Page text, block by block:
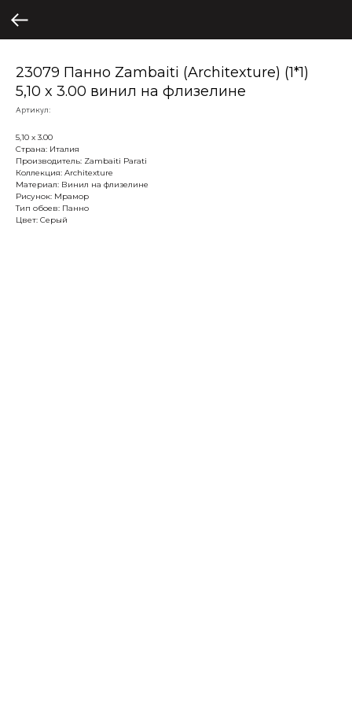
23079 Панно Zambaiti (Architexture) (1*1)
5,10 x 3.00 винил на флизелине
Артикул:
5,10 x 3.00
Страна: Италия
Производитель: Zambaiti Parati
Коллекция: Architexture
Материал: Винил на флизелине
Рисунок: Мрамор
Тип обоев: Панно
Цвет: Серый